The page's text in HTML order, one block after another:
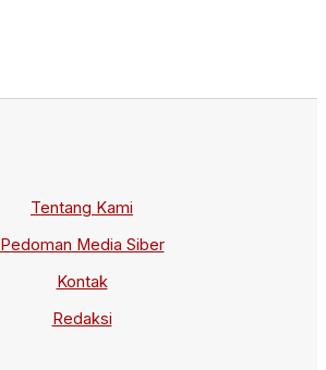
Tentang Kami
Pedoman Media Siber
Kontak
Redaksi